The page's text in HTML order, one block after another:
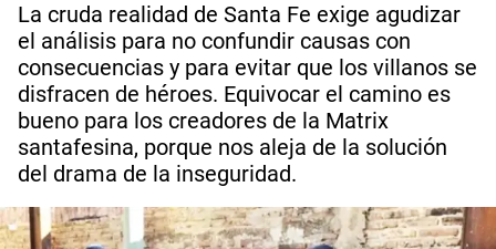
La cruda realidad de Santa Fe exige agudizar
el análisis para no confundir causas con
consecuencias y para evitar que los villanos se
disfracen de héroes. Equivocar el camino es
bueno para los creadores de la Matrix
santafesina, porque nos aleja de la solución
del drama de la inseguridad.